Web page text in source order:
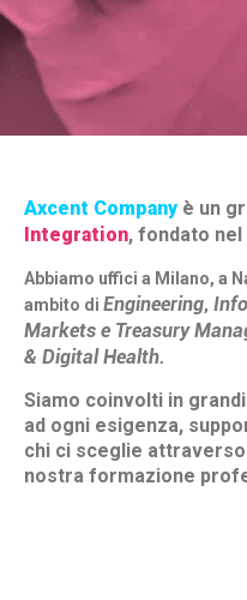
people
Axcent Companyè un
Integration, fondato
Abbiamo uffici a Milano, a
ambito di Engineering,
Markets e Treasury
& Digital Health.
Siamo coinvolti in
ad ogni esigenza,
chi ci sceglie
nostra formazione